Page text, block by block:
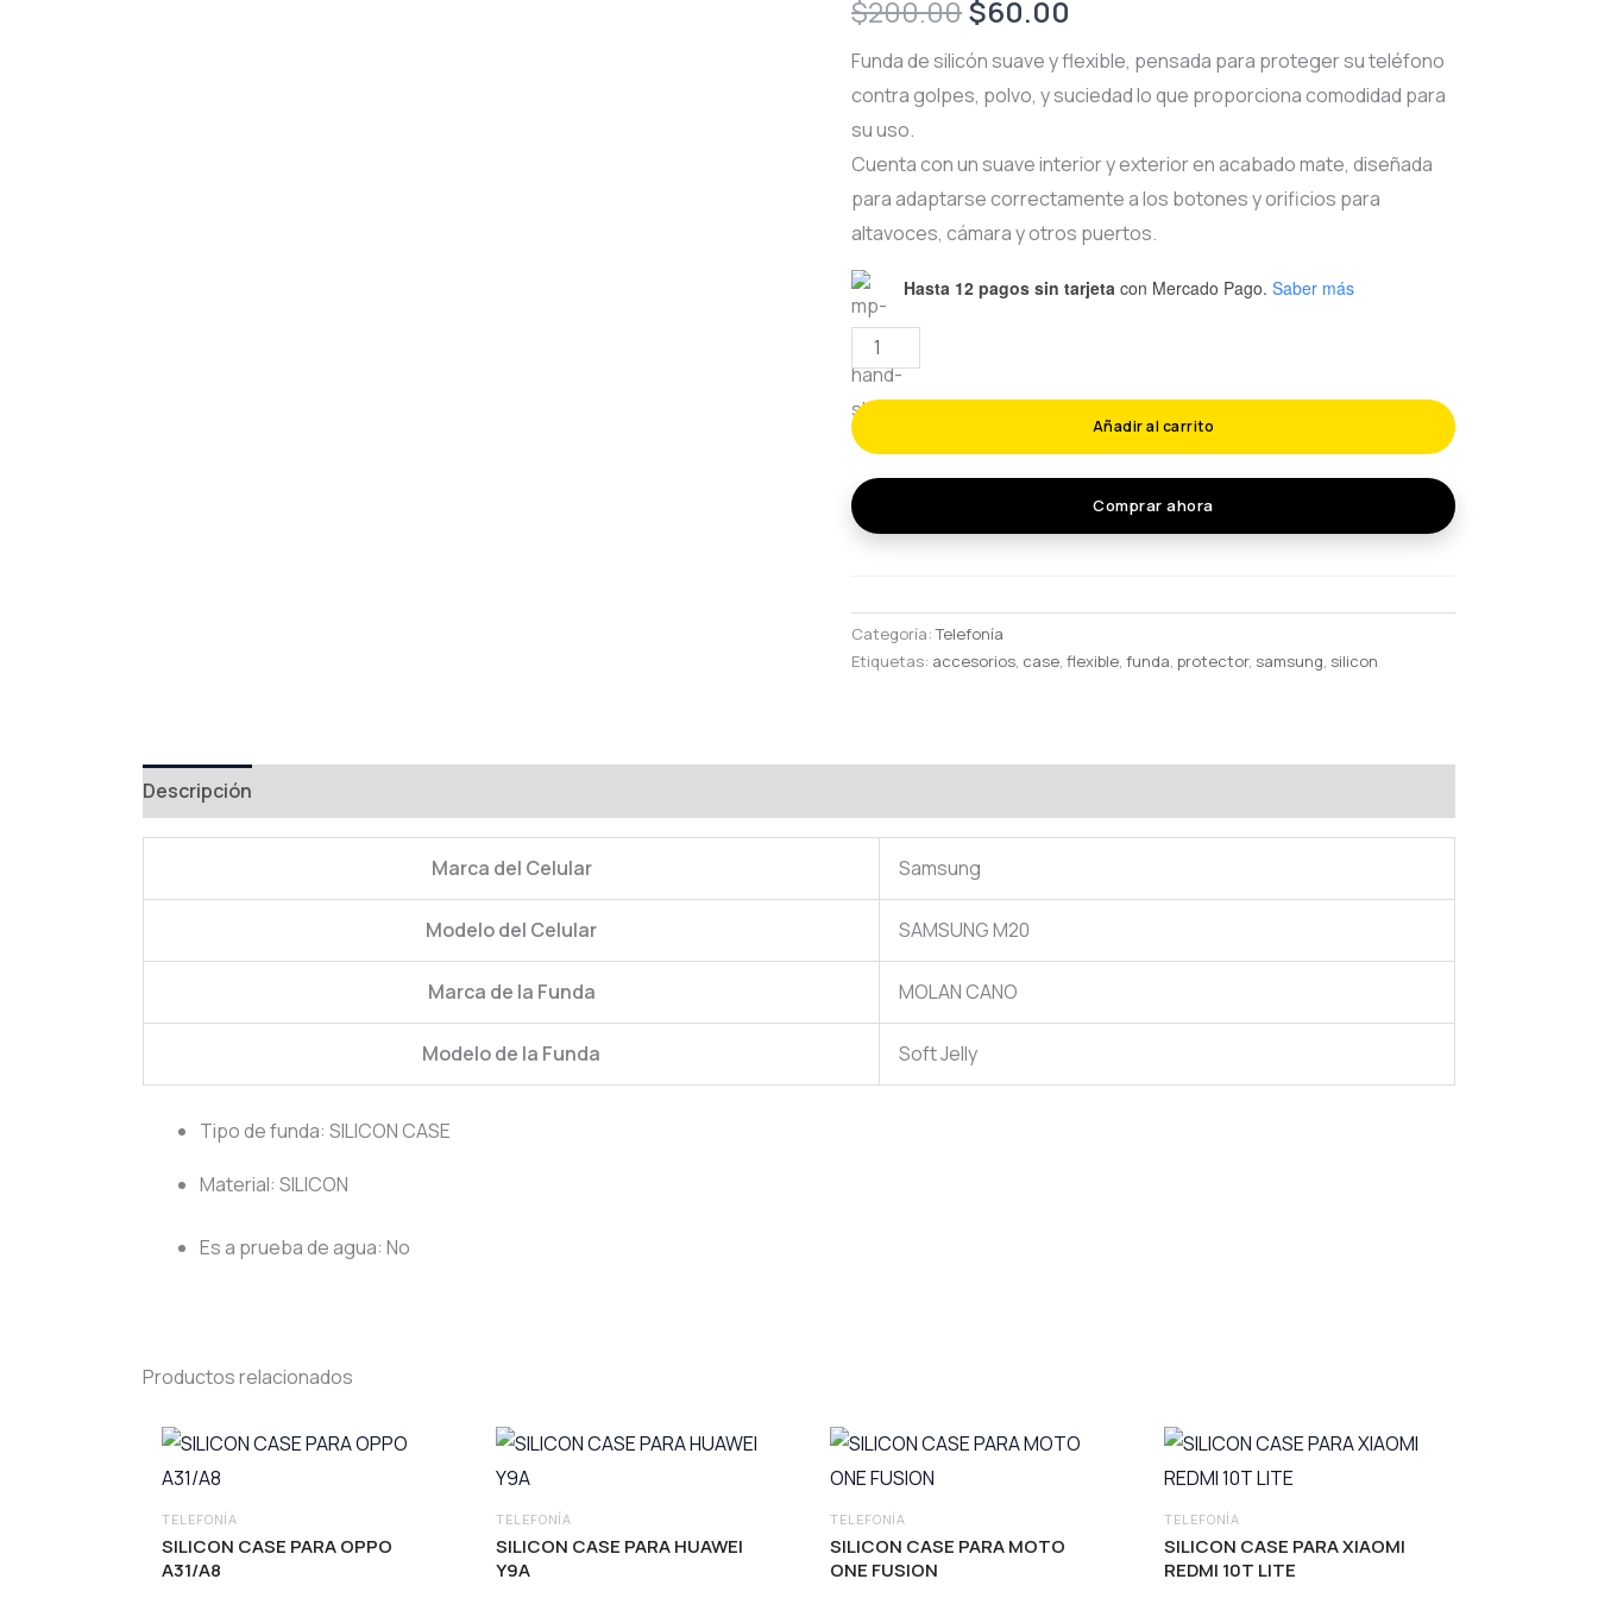
$200.00Original
price
was:
$200.00.
$60.00
price
is:
$60.00.
Funda de silicón suave y flexible, pensada para proteger su teléfono
contra golpes, polvo, y suciedad lo que proporciona comodidad para
su uso.
Cuenta con un suave interior y exterior en acabado mate, diseñada
para adaptarse correctamente a los botones y orificios para
altavoces, cámara y otros puertos.
Hasta 12 pagos sin tarjeta con Mercado Pago. Saber más
SILICON
CASE
PARA
SAMSUNG
M20
cantidad
Añadir al carrito
Comprar ahora
Categoría:Telefonía
Etiquetas: accesorios, case,flexible,funda,protector, samsung, silicon
Descripción
Marca del Celular Samsung
Modelo del Celular SAMSUNG M20
Marca de la Funda MOLAN CANO
Modelo de la Funda Soft Jelly
Tipo de funda: SILICON CASE
Material: SILICON
Es a prueba de agua: No
Productos relacionados
TELEFONÍA
SILICON CASE PARA OPPO
A31/A8
TELEFONÍA
SILICON CASE PARA HUAWEI
Y9A
TELEFONÍA
SILICON CASE PARA MOTO
ONE FUSION
TELEFONÍA
SILICON CASE PARA XIAOMI
REDMI 10T LITE